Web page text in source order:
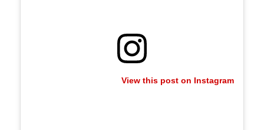
View this post on Instagram